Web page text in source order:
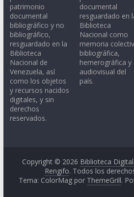
patrimonio
documental
bibliográfico y no
bibliográfico,
resguardado en la
Biblioteca
Nacional de
Venezuela, así
como los objetos
y recursos nacidos
digitales, y sin
derechos
reservados.
documental
resguardado en
Biblioteca
Nacional como
memoria
bibliográfica,
hemerográfica y
audiovisual del
país.
Copyright © 2026 Biblioteca
Rengifo. Todos los
Tema: ColorMag por ThemeGrill.